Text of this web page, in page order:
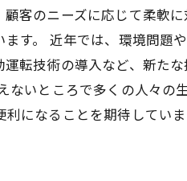
客のニーズに応じて柔軟
す。 近年では、環境問
転技術の導入など、新た
いところで多くの人々
になることを期待していま